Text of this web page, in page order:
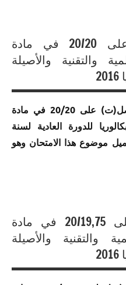
ورقة التحرير حصلت على 20/20 في مادة
والتقنية والأصيلة
هذه ورقة التحرير لتلميذ(ة) حصل(ت) على 20/20 في مادة
للدورة العادية لسنة
موضوع هذا الامتحان وهو
ورقة التحرير حصلت على 20/19,75 في مادة
والتقنية والأصيلة